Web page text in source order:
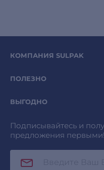
КОМПАНИЯ SULPAK
ПОЛЕЗНО
ВЫГОДНО
Подписывайтесь и
предложения первыми!